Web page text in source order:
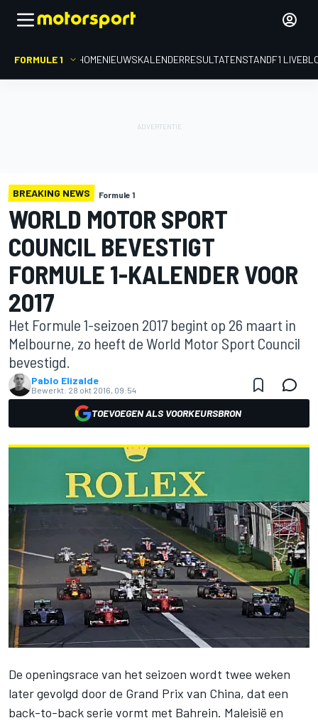
FORMULE 1 HOMENIEUWSKALENDERRESULTATENSTANDF1
BREAKING NEWS Formule 1
WORLD MOTOR SPORT
COUNCIL BEVESTIGT
FORMULE 1-KALENDER VOOR
2017
Het Formule 1-seizoen 2017 begint op 26 maart in
Melbourne, zo heeft de World Motor Sport Council
bevestigd.
Pablo Elizalde
Bewerkt: 28 okt 2016, 09:54
TOEVOEGEN ALS VOORKEURSBRON
De openingsrace van het seizoen wordt twee weken
later gevolgd door de Grand Prix van China, dat een
back-to-back serie vormt met Bahrein. Maleisië en